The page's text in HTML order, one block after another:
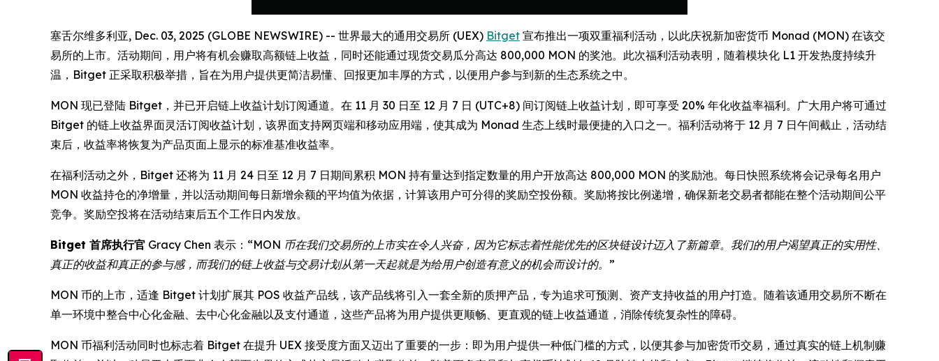
塞舌尔维多利亚, Dec. 03, 2025 (GLOBE NEWSWIRE) -- 世界最大的通用交易所 (UEX) Bitget 宣布推出一项双重福利活动，以此庆祝新加密货币 Monad (MON) 在该交
易所的上市。活动期间，用户将有机会赚取高额链上收益，同时还能通过现货交易瓜分高达 800,000 MON 的奖池。此次福利活动表明，随着模块化 L1 开发热度持续升
温，Bitget 正采取积极举措，旨在为用户提供更简洁易懂、回报更加丰厚的方式，以便用户参与到新的生态系统之中。
MON 现已登陆 Bitget，并已开启链上收益计划订阅通道。在 11 月 30 日至 12 月 7 日 (UTC+8) 间订阅链上收益计划，即可享受 20% 年化收益率福利。广大用户将可通过
Bitget 的链上收益界面灵活订阅收益计划，该界面支持网页端和移动应用端，使其成为 Monad 生态上线时最便捷的入口之一。福利活动将于 12 月 7 日午间截止，活动结
束后，收益率将恢复为产品页面上显示的标准基准收益率。
在福利活动之外，Bitget 还将为 11 月 24 日至 12 月 7 日期间累积 MON 持有量达到指定数量的用户开放高达 800,000 MON 的奖励池。每日快照系统将会记录每名用户
MON 收益持仓的净增量，并以活动期间每日新增余额的平均值为依据，计算该用户可分得的奖励空投份额。奖励将按比例递增，确保新老交易者都能在整个活动期间公平
竞争。奖励空投将在活动结束后五个工作日内发放。
Bitget 首席执行官 Gracy Chen 表示： “MON 币在我们交易所的上市实在令人兴奋，因为它标志着性能优先的区块链设计迈入了新篇章。我们的用户渴望真正的实用性、
真正的收益和真正的参与感，而我们的链上收益与交易计划从第一天起就是为给用户创造有意义的机会而设计的。”
MON 币的上市，适逢 Bitget 计划扩展其 POS 收益产品线，该产品线将引入一套全新的质押产品，专为追求可预测、资产支持收益的用户打造。随着该通用交易所不断在
单一环境中整合中心化金融、去中心化金融以及支付通道，这些产品将为用户提供更顺畅、更直观的链上收益通道，消除传统复杂性的障碍。
MON 币福利活动同时也标志着 Bitget 在提升 UEX 接受度方面又迈出了重要的一步：即为用户提供一种低门槛的方式，以便其参与加密货币交易，通过真实的链上机制赚